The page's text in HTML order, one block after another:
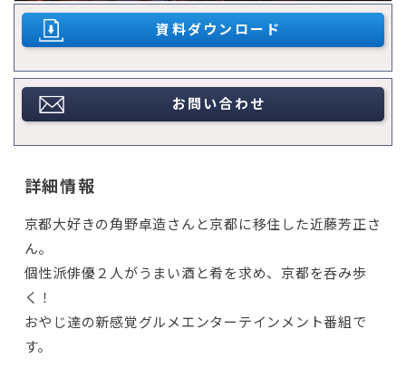
資料ダウンロード
お問い合わせ
詳細情報
京都大好きの角野卓造さんと京都に移住した近藤芳正さ
ん。
個性派俳優２人がうまい酒と肴を求め、京都を呑み歩
く！
おやじ達の新感覚グルメエンターテインメント番組で
す。